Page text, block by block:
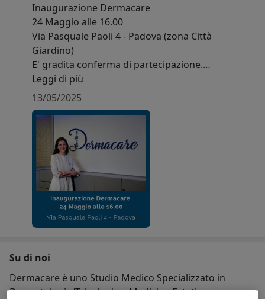
Inaugurazione Dermacare
24 Maggio alle 16.00
Via Pasquale Paoli 4 - Padova (zona Città
Giardino)
E' gradita conferma di partecipazione.
Io ed il mio staff vi aspettiamo!
Leggi di più
13/05/2025
Su di noi
Dermacare è uno Studio Medico Specializzato in
Dermatologia/Tricologia e Medicina Estetica.